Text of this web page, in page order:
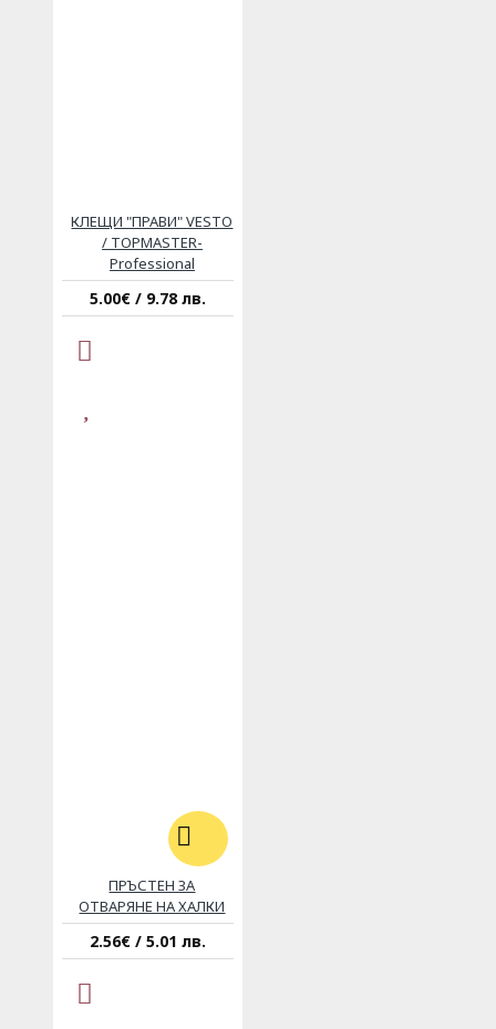
КЛЕЩИ "ПРАВИ" VESTO
/ TOPMASTER-
Professional
5.00€ / 9.78 лв.
ПРЪСТЕН ЗА
ОТВАРЯНЕ НА ХАЛКИ
2.56€ / 5.01 лв.